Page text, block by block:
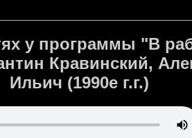
у программы "В
Кравинский,
Ильич (1990е г.г.)